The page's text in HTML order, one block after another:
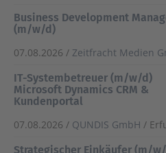
Business Development
(m/w/d)
07.08.2026 / Zeitfracht Medien
IT-Systembetreuer (m/w/d)
Microsoft Dynamics CRM &
Kundenportal
07.08.2026 / QUNDIS GmbH /
Strategischer Einkäufer (m/